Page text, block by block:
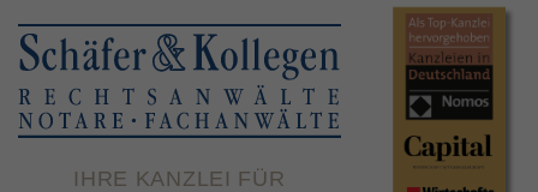
×
IHRE KANZLEI FÜR